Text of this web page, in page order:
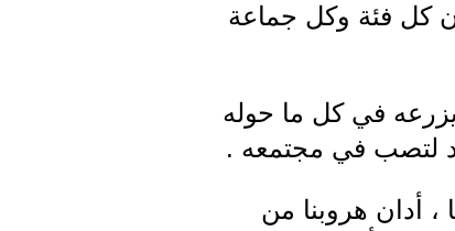
كل فئة وكل جماعة
في كل ما حوله
لتصب في مجتمعه .
، أدان هروبنا من